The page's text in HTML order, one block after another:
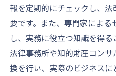
報を定期的にチェックし、
要です。また、専門家による
し、実務に役立つ知識を得る
法律事務所や知的財産コン
換を行い、実際のビジネス